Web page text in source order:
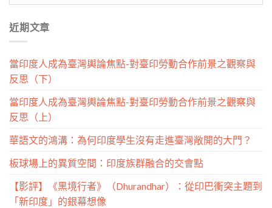
類
近期文章
當印度人成為臺灣輿論焦點-對臺印勞動合作前景之觀察與
反思（下）
當印度人成為臺灣輿論焦點-對臺印勞動合作前景之觀察與
反思（上）
華語文的鴻溝：為何印度學生沒有走進臺灣敞開的大門？
板球場上的異質空間：印度族群融合的交會點
【影評】《黑境行者》（Dhurandhar）：從印巴衝突主題到
「新印度」的銀幕想像